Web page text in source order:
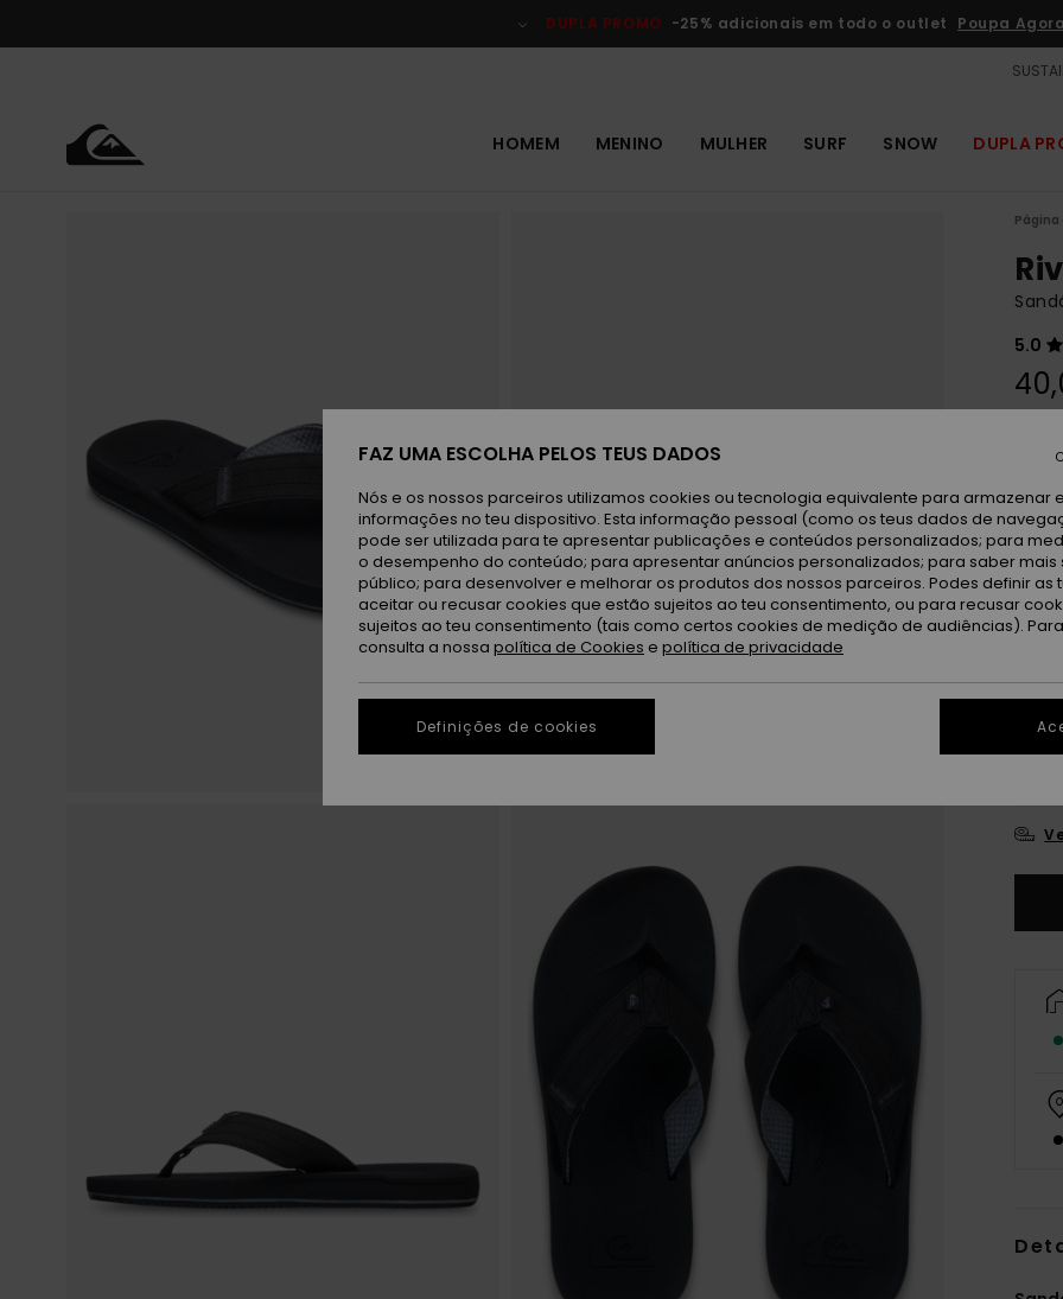
do
DUPLA PROMO -25% adicionais em todo o outlet Poupa Agora
HOMEM MENINO MULHER SURF SNOW DUPLA
Página
5.0
Cor
FAZ UMA ESCOLHA PELOS TEUS DADOS
Nós e os nossos parceiros utilizamos cookies ou tecnologia equivalente para armazenar
informações no teu dispositivo. Esta informação pessoal (como os teus dados de
pode ser utilizada para te apresentar publicações e conteúdos personalizados; para
o desempenho do conteúdo; para apresentar anúncios personalizados; para saber mais
público; para desenvolver e melhorar os produtos dos nossos parceiros. Podes definir as
aceitar ou recusar cookies que estão sujeitos ao teu consentimento, ou para recusar
sujeitos ao teu consentimento (tais como certos cookies de medição de audiências).
consulta a nossa política de Cookies e política de privacidade
Definições de cookies